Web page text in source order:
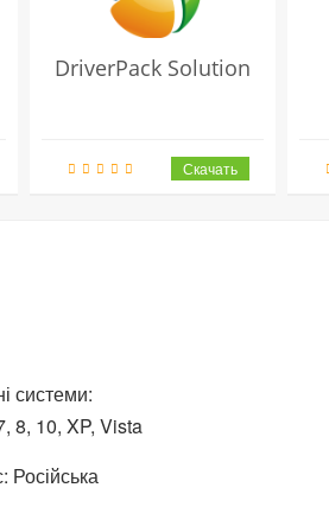
DriverPack Solution
системи:
8, 10, XP, Vista
Російська